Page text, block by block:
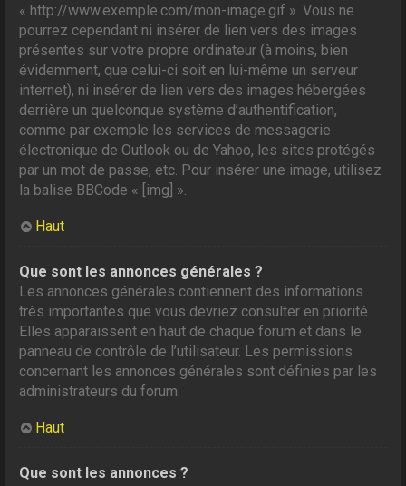
« http://www.exemple.com/mon-image.gif ». Vous ne
pourrez cependant ni insérer de lien vers des images
présentes sur votre propre ordinateur (à moins, bien
évidemment, que celui-ci soit en lui-même un serveur
internet), ni insérer de lien vers des images hébergées
derrière un quelconque système d’authentification,
comme par exemple les services de messagerie
électronique de Outlook ou de Yahoo, les sites protégés
par un mot de passe, etc. Pour insérer une image, utilisez
la balise BBCode « [img] ».
Haut
Que sont les annonces générales ?
Les annonces générales contiennent des informations
très importantes que vous devriez consulter en priorité.
Elles apparaissent en haut de chaque forum et dans le
panneau de contrôle de l’utilisateur. Les permissions
concernant les annonces générales sont définies par les
administrateurs du forum.
Haut
Que sont les annonces ?